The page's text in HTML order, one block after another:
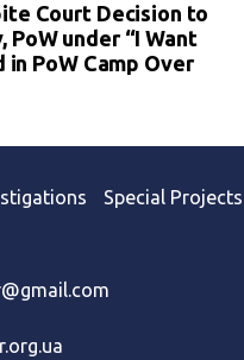
Court Decision to
PoW under “I Want
PoW Camp Over
Special Projects